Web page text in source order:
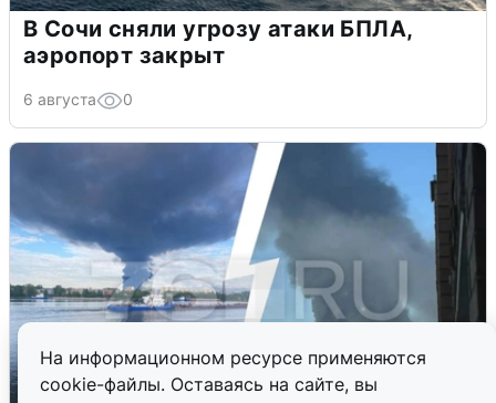
На информационном ресурсе применяются
cookie-файлы. Оставаясь на сайте, вы
В Сочи сняли угрозу атаки БПЛА,
аэропорт закрыт
6 августа 0